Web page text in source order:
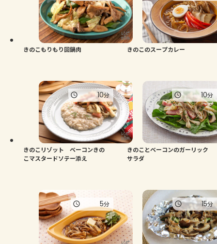
きのこもりもり回鍋肉 きのこのスープカレー
きのこリゾット ベーコンきの
こマスタードソテー添え
10分
きのことベーコンのガーリック
サラダ
10分
5分 15分